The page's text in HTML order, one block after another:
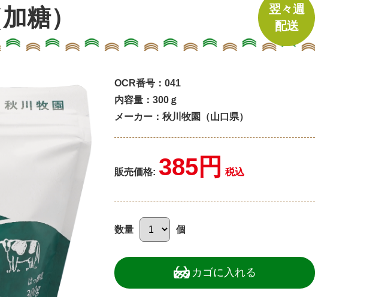
糖）
翌々週
配送
OCR番号：041
内容量：300ｇ
メーカー：秋川牧園（山口県）
販売価格: 385円 税込
数量 個
カゴに入れる